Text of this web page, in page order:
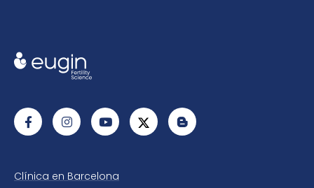
Clínica en Barcelona